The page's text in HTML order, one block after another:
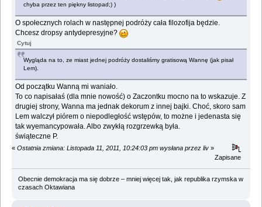
chyba przez ten piękny listopad;) )
O społecznych rolach w następnej podróży cała filozofija będzie.
Chcesz dropsy antydepresyjne?
Cytuj
Wygląda na to, ze miast jednej podróży dostaliśmy gratisową Wannę (jak pisał
Lem).
Od początku Wanną mi waniało.
To co napisałaś (dla mnie nowość) o Zaczontku mocno na to wskazuje. Z
drugiej strony, Wanna ma jednak dekorum z innej bajki. Choć, skoro sam
Lem walczył piórem o niepodległość wstępów, to możne i jedenasta się
tak wyemancypowała. Albo zwykłą rozgrzewką była.
świąteczne P.
« Ostatnia zmiana: Listopada 11, 2011, 10:24:03 pm wysłana przez liv »
Zapisane
Obecnie demokracja ma się dobrze – mniej więcej tak, jak republika rzymska w
czasach Oktawiana